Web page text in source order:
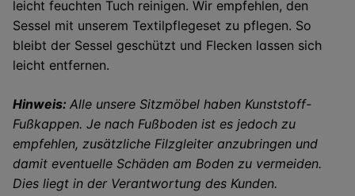
leicht feuchten Tuch reinigen. Wir empfehlen, den
Sessel mit unserem Textilpflegeset zu pflegen. So
bleibt der Sessel geschützt und Flecken lassen sich
leicht entfernen.
Hinweis: Alle unsere Sitzmöbel haben Kunststoff-
Fußkappen. Je nach Fußboden ist es jedoch zu
empfehlen, zusätzliche Filzgleiter anzubringen und
damit eventuelle Schäden am Boden zu vermeiden.
Dies liegt in der Verantwortung des Kunden.